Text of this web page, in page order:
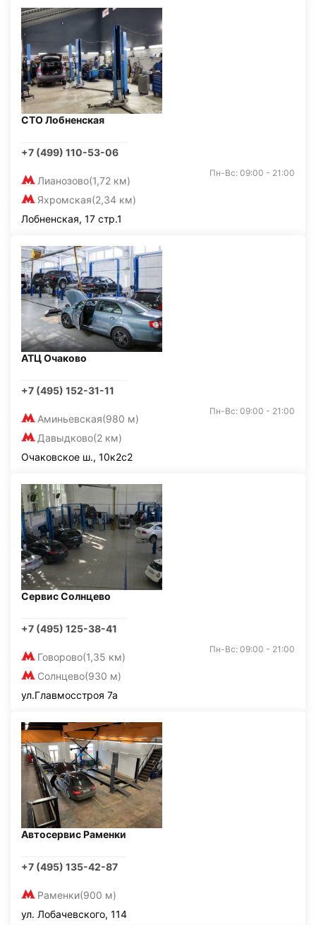
СТО Лобненская
+7 (499) 110-53-06
Лианозово(1,72 км)
Яхромская(2,34 км)
Пн-Вс: 09:00 - 21:00
Лобненская, 17 стр.1
АТЦ Очаково
+7 (495) 152-31-11
Аминьевская(980 м)
Давыдково(2 км)
Пн-Вс: 09:00 - 21:00
Очаковское ш., 10к2с2
Сервис Солнцево
+7 (495) 125-38-41
Говорово(1,35 км)
Солнцево(930 м)
Пн-Вс: 09:00 - 21:00
ул.Главмосстроя 7а
Автосервис Раменки
+7 (495) 135-42-87
Раменки(900 м)
ул. Лобачевского, 114